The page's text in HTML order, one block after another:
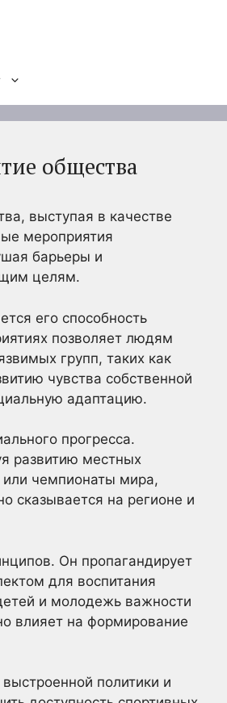
общества
выступая в качестве
мероприятия
барьеры и
целям.
его способность
позволяет людям
групп, таких как
чувства собственной
адаптацию.
прогресса.
развитию местных
чемпионаты мира,
сказывается на регионе и
Он пропагандирует
для воспитания
и молодежь важности
влияет на формирование
политики и